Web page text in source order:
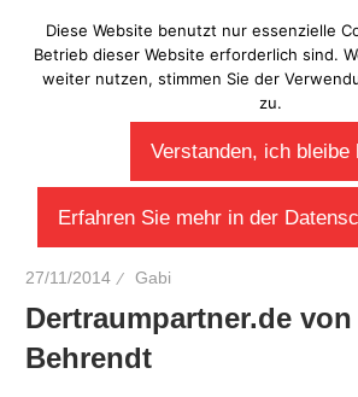
Inhalt
springen
27/11/2014 Gabi
Dertraumpartner.de
Behrendt
Diese Website benutzt nur essenzielle
Betrieb dieser Website erforderlich sind.
weiter nutzen, stimmen Sie der
zu.
Verstanden, ich bleibe
Erfahren Sie mehr in der